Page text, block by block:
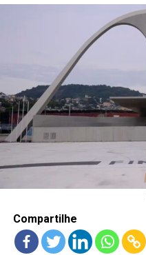
FINALIZAR COMPRA
HOME
LANÇAMENTOS
Compartilhe